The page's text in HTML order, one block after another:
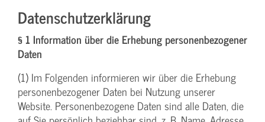
Datenschutzerklärung
§ 1 Information über die Erhebung personenbezogener
Daten
(1) Im Folgenden informieren wir über die Erhebung
personenbezogener Daten bei Nutzung unserer
Website. Personenbezogene Daten sind alle Daten, die